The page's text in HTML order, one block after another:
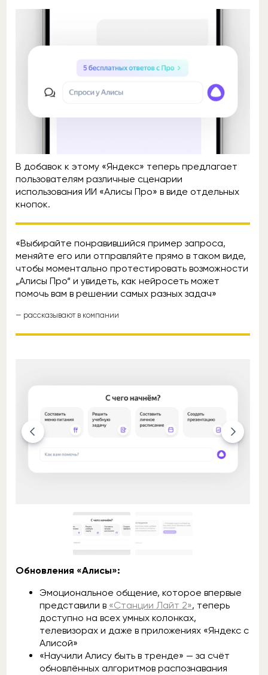
В добавок к этому «Яндекс» теперь предлагает
пользователям различные сценарии
использования ИИ «Алисы Про» в виде отдельных
кнопок.
«Выбирайте понравившийся пример запроса,
меняйте его или отправляйте прямо в таком виде,
чтобы моментально протестировать возможности
„Алисы Про“ и увидеть, как нейросеть может
помочь вам в решении самых разных задач»
— рассказывают в компании
Обновления «Алисы»:
Эмоциональное общение, которое впервые
представили в «Станции Лайт 2», теперь
доступно на всех умных колонках,
телевизорах и даже в приложениях «Яндекс с
Алисой»
«Научили Алису быть в тренде» — за счёт
обновлённых алгоритмов распознавания